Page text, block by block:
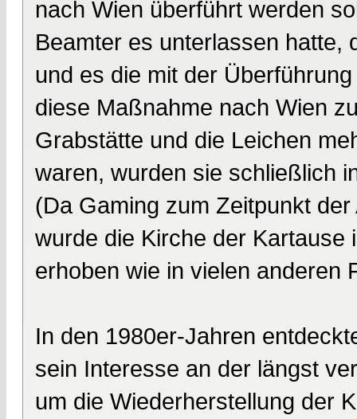
nach Wien überführt werden
Beamter es unterlassen hatte,
und es die mit der
diese Maßnahme nach Wien
Grabstätte und die Leichen
waren, wurden sie schließlich
(Da Gaming zum Zeitpunkt
wurde die Kirche der
erhoben wie in vielen anderen
In den 1980er-Jahren
sein Interesse an der längst
um die Wiederherstellung der